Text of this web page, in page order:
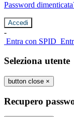
Password
-
Entra con SPID
Seleziona utente
button close ×
Recupero